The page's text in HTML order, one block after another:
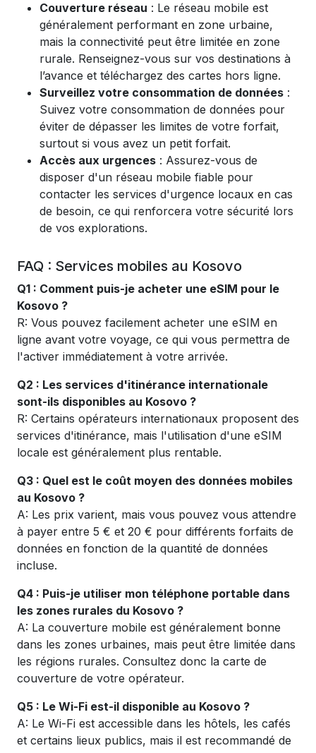
Couverture réseau : Le réseau mobile est
généralement performant en zone urbaine,
mais la connectivité peut être limitée en zone
rurale. Renseignez-vous sur vos destinations à
l’avance et téléchargez des cartes hors ligne.
Surveillez votre consommation de données :
Suivez votre consommation de données pour
éviter de dépasser les limites de votre forfait,
surtout si vous avez un petit forfait.
Accès aux urgences : Assurez-vous de
disposer d'un réseau mobile fiable pour
contacter les services d'urgence locaux en cas
de besoin, ce qui renforcera votre sécurité lors
de vos explorations.
FAQ : Services mobiles au Kosovo
Q1 : Comment puis-je acheter une eSIM pour le
Kosovo ?
R: Vous pouvez facilement acheter une eSIM en
ligne avant votre voyage, ce qui vous permettra de
l'activer immédiatement à votre arrivée.
Q2 : Les services d'itinérance internationale
sont-ils disponibles au Kosovo ?
R: Certains opérateurs internationaux proposent des
services d'itinérance, mais l'utilisation d'une eSIM
locale est généralement plus rentable.
Q3 : Quel est le coût moyen des données mobiles
au Kosovo ?
A: Les prix varient, mais vous pouvez vous attendre
à payer entre 5 € et 20 € pour différents forfaits de
données en fonction de la quantité de données
incluse.
Q4 : Puis-je utiliser mon téléphone portable dans
les zones rurales du Kosovo ?
A: La couverture mobile est généralement bonne
dans les zones urbaines, mais peut être limitée dans
les régions rurales. Consultez donc la carte de
couverture de votre opérateur.
Q5 : Le Wi-Fi est-il disponible au Kosovo ?
A: Le Wi-Fi est accessible dans les hôtels, les cafés
et certains lieux publics, mais il est recommandé de